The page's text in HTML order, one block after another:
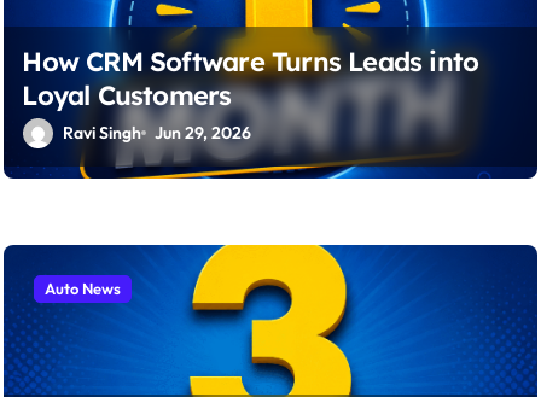
How CRM Software Turns Leads into
Loyal Customers
Ravi Singh Jun 29, 2026
Auto News